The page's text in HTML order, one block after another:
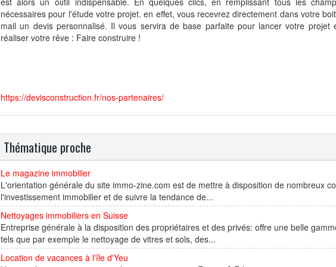
nécessaires pour l'étude votre projet. en effet, vous recevrez directement dans votre
mail un devis personnalisé. Il vous servira de base parfaite pour lancer votre projet
réaliser votre rêve : Faire construire !
https://devisconstruction.fr/nos-partenaires/
Thématique proche
Le magazine immobilier
L'orientation générale du site immo-zine.com est de mettre à disposition de nombreux
l'investissement immobilier et de suivre la tendance de...
Nettoyages immobiliers en Suisse
Entreprise générale à la disposition des propriétaires et des privés: offre une belle
tels que par exemple le nettoyage de vitres et sols, des...
Location de vacances à l'île d'Yeu